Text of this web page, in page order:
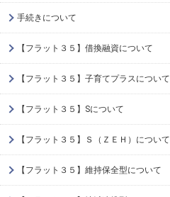
手続きについて
【フラット３５】借換融資について
【フラット３５】子育てプラスについて
【フラット３５】Sについて
【フラット３５】Ｓ（ＺＥＨ）について
【フラット３５】維持保全型について